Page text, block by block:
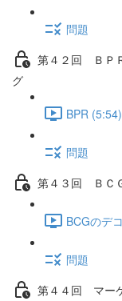
問題
第４２回 ＢＰ
グ
BPR (5:54)
問題
第４３回 ＢＣ
BCGのデ
問題
第４４回 マー